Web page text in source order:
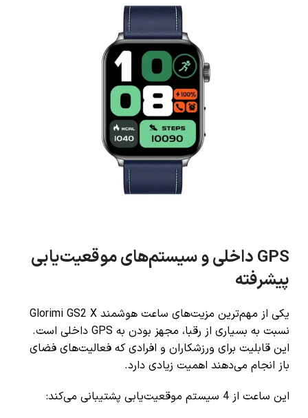
GPS داخلی و سیستم‌های موقعیت‌یابی
پیشرفته
یکی از مهم‌ترین مزیت‌های ساعت هوشمند Glorimi GS2 X
نسبت به بسیاری از رقبا، مجهز بودن به GPS داخلی است.
این قابلیت برای ورزشکاران و افرادی که فعالیت‌های فضای
باز انجام می‌دهند اهمیت زیادی دارد.
این ساعت از 4 سیستم موقعیت‌یابی پشتیبانی می‌کند: